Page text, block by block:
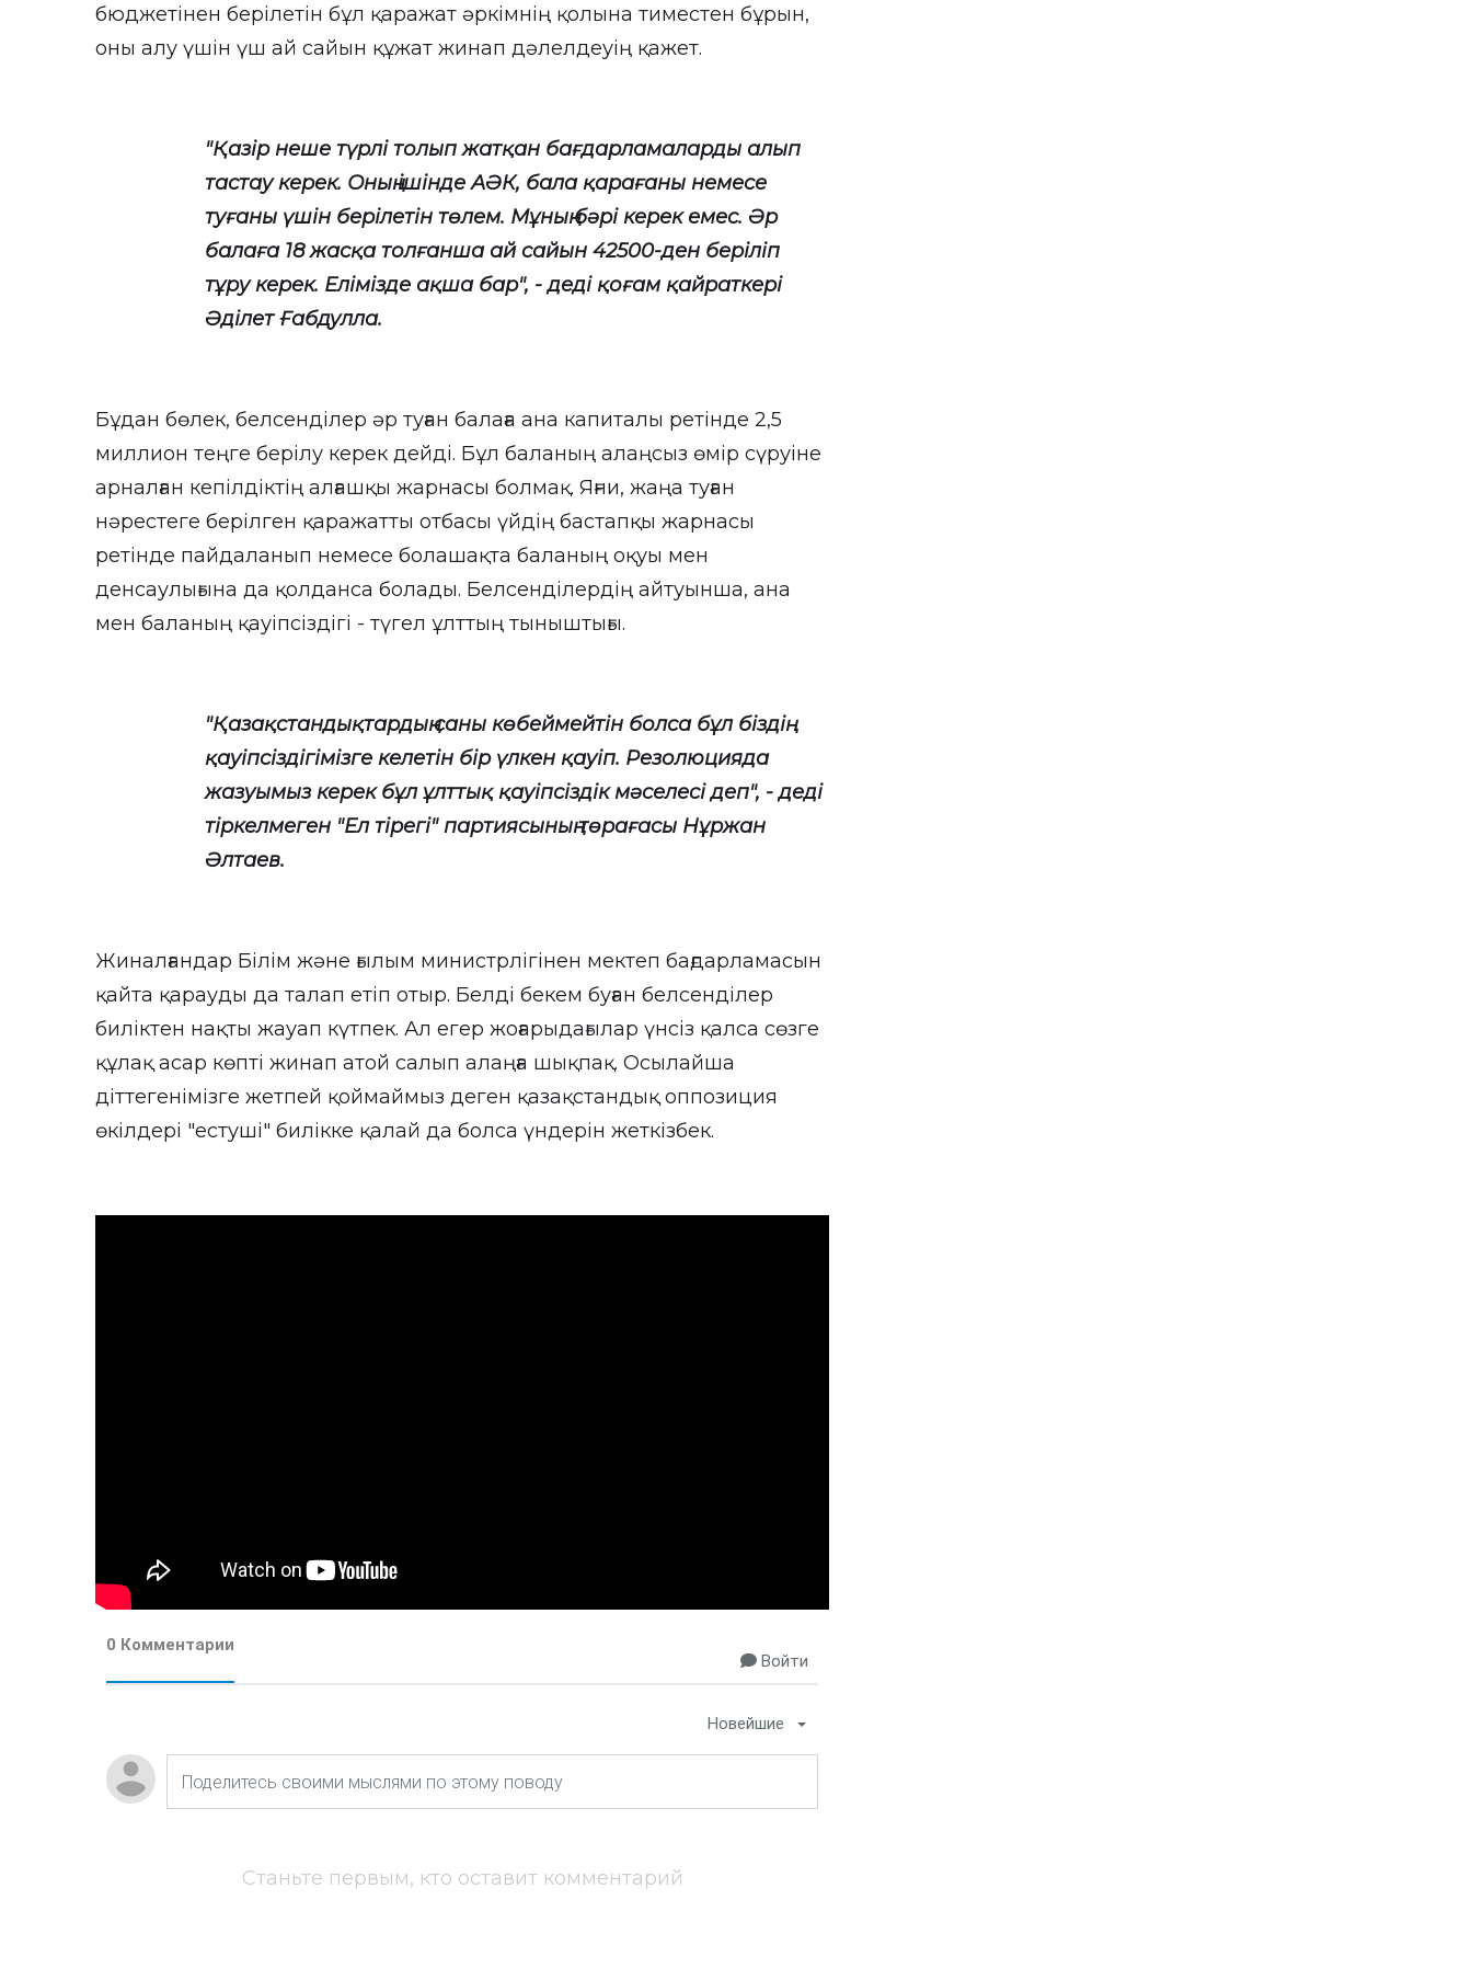
бюджетінен берілетін бұл қаражат әркімнің қолына тиместен бұрын,
оны алу үшін үш ай сайын құжат жинап дәлелдеуің қажет.
"Қазір неше түрлі толып жатқан бағдарламаларды алып
тастау керек. Оның ішінде АӘК, бала қарағаны немесе
туғаны үшін берілетін төлем. Мұның бәрі керек емес. Әр
балаға 18 жасқа толғанша ай сайын 42500-ден беріліп
тұру керек. Елімізде ақша бар", - деді қоғам қайраткері
Әділет Ғабдулла.
Бұдан бөлек, белсенділер әр туған балаға ана капиталы ретінде 2,5
миллион теңге берілу керек дейді. Бұл баланың алаңсыз өмір сүруіне
арналған кепілдіктің алғашқы жарнасы болмақ. Яғни, жаңа туған
нәрестеге берілген қаражатты отбасы үйдің бастапқы жарнасы
ретінде пайдаланып немесе болашақта баланың оқуы мен
денсаулығына да қолданса болады. Белсенділердің айтуынша, ана
мен баланың қауіпсіздігі - түгел ұлттың тыныштығы.
"Қазақстандықтардың саны көбеймейтін болса бұл біздің
қауіпсіздігімізге келетін бір үлкен қауіп. Резолюцияда
жазуымыз керек бұл ұлттық қауіпсіздік мәселесі деп", - деді
тіркелмеген "Ел тірегі" партиясының төрағасы Нұржан
Әлтаев.
Жиналғандар Білім және ғылым министрлігінен мектеп бағдарламасын
қайта қарауды да талап етіп отыр. Белді бекем буған белсенділер
биліктен нақты жауап күтпек. Ал егер жоғарыдағылар үнсіз қалса сөзге
құлақ асар көпті жинап атой салып алаңға шықпақ. Осылайша
діттегенімізге жетпей қоймаймыз деген қазақстандық оппозиция
өкілдері "естуші" билікке қалай да болса үндерін жеткізбек.
0 Комментарии
Войти
Новейшие
Станьте первым, кто оставит комментарий